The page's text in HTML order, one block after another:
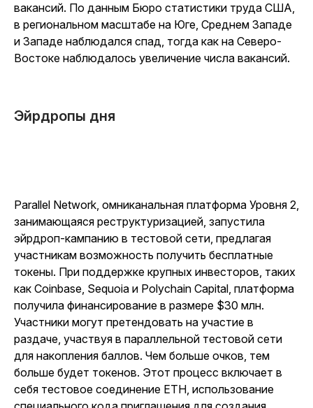
вакансий. По данным Бюро статистики труда США,
в региональном масштабе на Юге, Среднем Западе
и Западе наблюдался спад, тогда как на Северо-
Востоке наблюдалось увеличение числа вакансий.
Эйрдропы дня
Parallel Network, омниканальная платформа Уровня 2,
занимающаяся реструктуризацией, запустила
эйрдроп-кампанию в тестовой сети, предлагая
участникам возможность получить бесплатные
токены. При поддержке крупных инвесторов, таких
как Coinbase, Sequoia и Polychain Capital, платформа
получила финансирование в размере $30 млн.
Участники могут претендовать на участие в
раздаче, участвуя в параллельной тестовой сети
для накопления баллов. Чем больше очков, тем
больше будет токенов. Этот процесс включает в
себя тестовое соединение ETH, использование